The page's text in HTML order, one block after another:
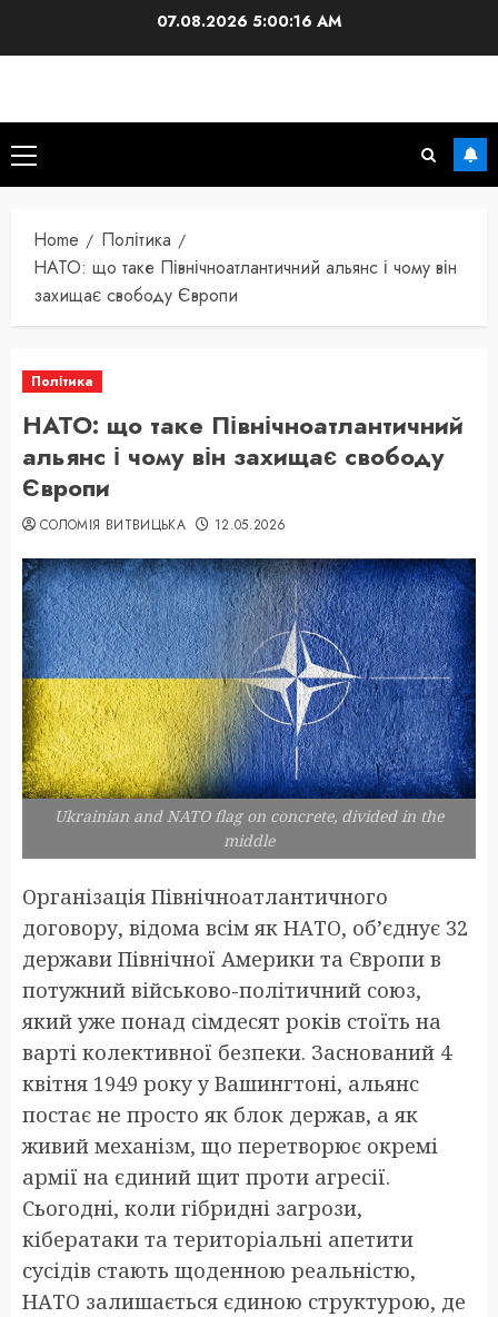
07.08.20265:00:17 AM
Primary
Menu
Home
Політика
НАТО: що таке Північноатлантичний альянс і чому він
захищає свободу Європи
Політика
НАТО: що таке Північноатлантичний
альянс і чому він захищає свободу
Європи
СОЛОМІЯ ВИТВИЦЬКА 12.05.2026
Ukrainian and NATO flag on concrete, divided in the
middle
Організація Північноатлантичного
договору, відома всім як НАТО, об’єднує 32
держави Північної Америки та Європи в
потужний військово-політичний союз,
який уже понад сімдесят років стоїть на
варті колективної безпеки. Заснований 4
квітня 1949 року у Вашингтоні, альянс
постає не просто як блок держав, а як
живий механізм, що перетворює окремі
армії на єдиний щит проти агресії.
Сьогодні, коли гібридні загрози,
кібератаки та територіальні апетити
сусідів стають щоденною реальністю,
НАТО залишається єдиною структурою, де